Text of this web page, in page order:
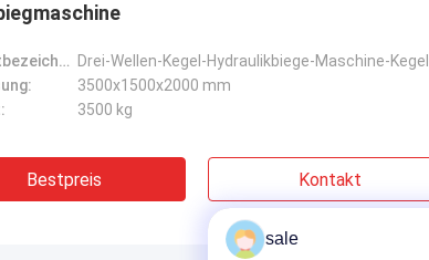
Produktbezeichnung:
Drei-Wellen-Kegel-Hydraulikbiege-Maschine-
3500x1500x2000 mm
3500 kg
Bestpreis Kontakt
sale